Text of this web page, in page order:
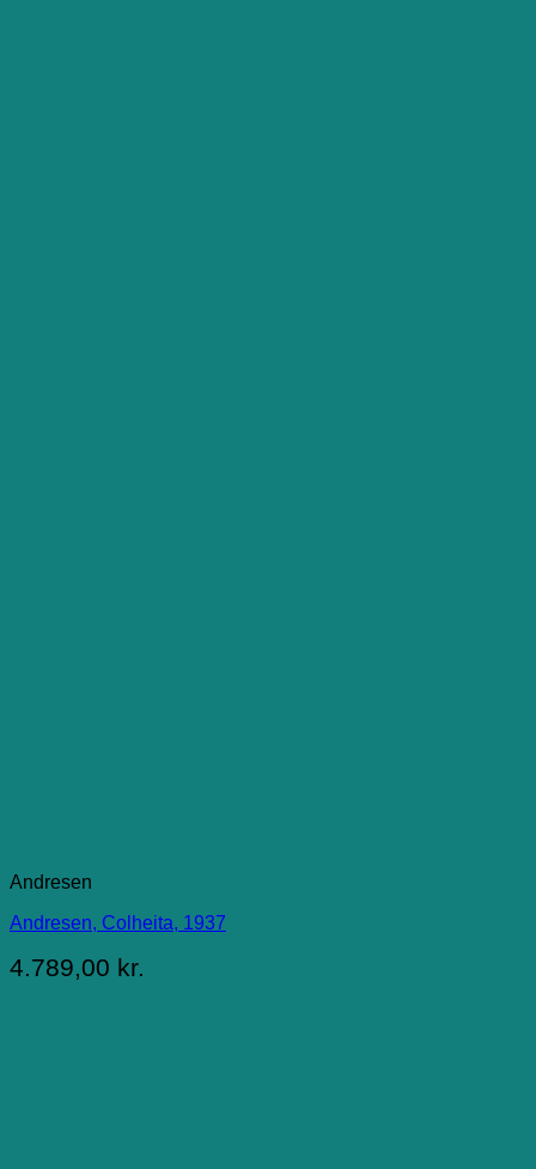
Andresen
Andresen, Colheita, 1937
4.789,00 kr.